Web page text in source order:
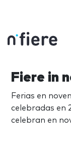
Fiere in
Ferias en
celebradas en
celebran en